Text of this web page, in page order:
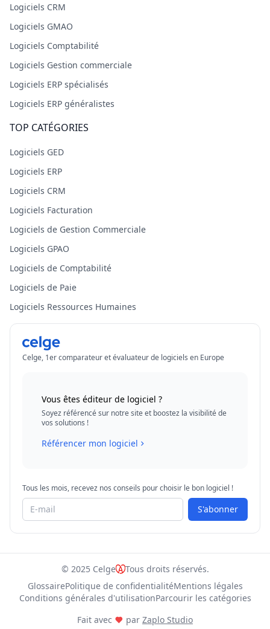
Logiciels CRM
Logiciels GMAO
Logiciels Comptabilité
Logiciels Gestion commerciale
Logiciels ERP spécialisés
Logiciels ERP généralistes
TOP CATÉGORIES
Logiciels GED
Logiciels ERP
Logiciels CRM
Logiciels Facturation
Logiciels de Gestion Commerciale
Logiciels GPAO
Logiciels de Comptabilité
Logiciels de Paie
Logiciels Ressources Humaines
Celge, 1er comparateur et évaluateur de logiciels en Europe
Vous êtes éditeur de logiciel ?
Soyez référencé sur notre site et boostez la visibilité de
vos solutions !
Référencer mon logiciel
Tous les mois, recevez nos conseils pour choisir le bon logiciel !
S'abonner
© 2025 Celge
Tous droits réservés.
GlossairePolitique de confidentialitéMentions légales
Conditions générales d'utilisationParcourir les catégories
Fait avec
par Zaplo Studio